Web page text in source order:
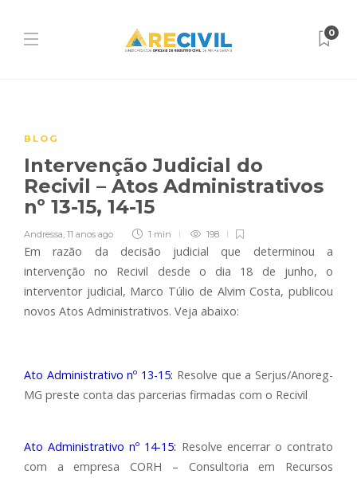
0
BLOG
Intervenção Judicial do
Recivil – Atos Administrativos
nº 13-15, 14-15
Andressa, 11 anos ago 1 min 198
Em razão da decisão judicial que determinou a
intervenção no Recivil desde o dia 18 de junho, o
interventor judicial, Marco Túlio de Alvim Costa, publicou
novos Atos Administrativos. Veja abaixo:
Ato Administrativo nº 13-15: Resolve que a Serjus/Anoreg-
MG preste conta das parcerias firmadas com o Recivil
Ato Administrativo nº 14-15: Resolve encerrar o contrato
com a empresa CORH – Consultoria em Recursos